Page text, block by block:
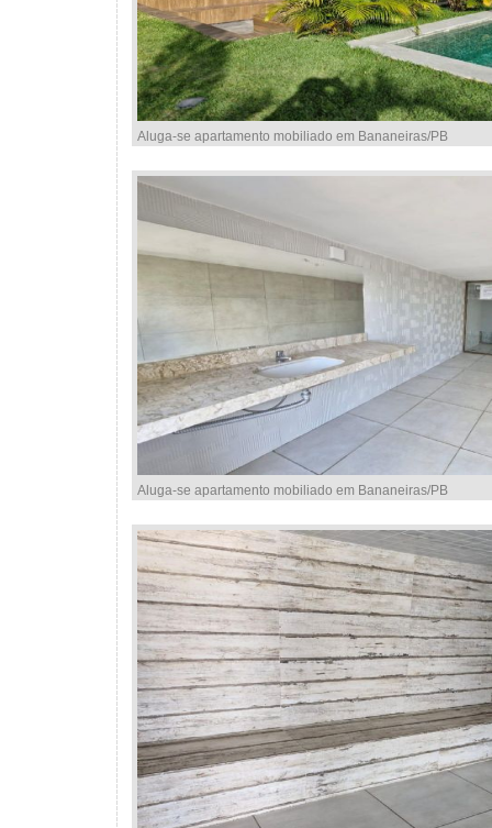
Aluga-se apartamento mobiliado em Bananeiras/PB
Aluga-se apartamento mobiliado em Bananeiras/PB